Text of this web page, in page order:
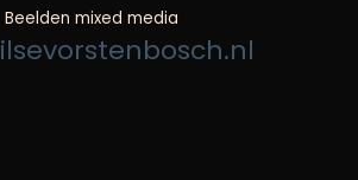
Beelden mixed media